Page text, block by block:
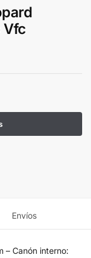
Vfc
Envíos
– Canón interno: